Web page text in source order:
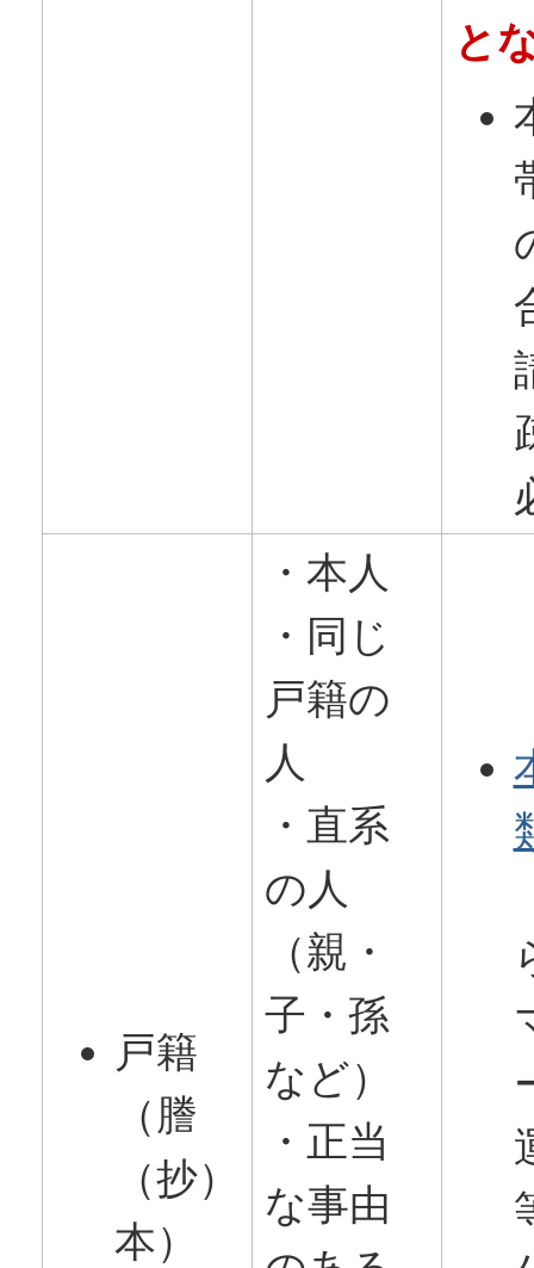
と
戸籍
（謄
（抄）
本）
・本人
・同じ
戸籍の
人
・直系
の人
（親・
子・孫
など）
・正当
な事由